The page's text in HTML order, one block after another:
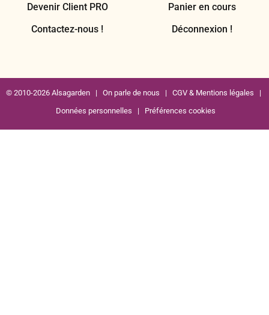
Devenir Client PRO
Contactez-nous !
Panier en cours
Déconnexion !
© 2010-2026 Alsagarden | On parle de nous | CGV & Mentions légales |
Données personnelles | Préférences cookies